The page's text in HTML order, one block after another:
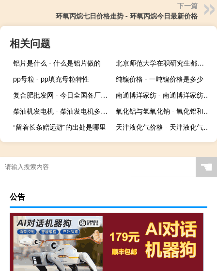
下一篇
环氧丙烷七日价格走势 - 环氧丙烷今日最新价格
相关问题
铝片是什么 - 什么是铝片做的
北京师范大学在职研究生都具备哪些优势
pp母粒 - pp填充母粒特性
纯镍价格 - 一吨镍价格是多少
复合肥批发网 - 今日全国各厂家复合肥价格
南通博洋家纺 - 南通博洋家纺厂址
柴油机发电机 - 柴油发电机多少钱一台
氧化铝与氢氧化钠 - 氧化铝和氢氧化钠反应的原理
“留着长条赠远游”的出处是哪里
天津液化气价格 - 天津液化气价格查询
☚
公告